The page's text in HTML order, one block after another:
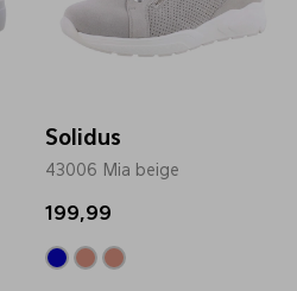
Solidus
43006 Mia beige
199,99